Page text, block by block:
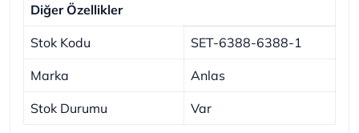
Diğer Özellikler
Stok Kodu SET-6388-6388-1
Marka Anlas
Stok Durumu Var